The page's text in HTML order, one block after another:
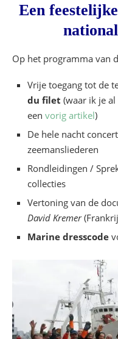
Musée Jean-
43, avenue de
reservering en
La Géode
26 avenue
Zaterdag 21
gratis toegang
MAC VAL –
Val-de-Marne
Vitry-sur-Seine
Een
Op het programma van
Vrije toegang tot de
du filet (waar ik je
een vorig artikel)
De hele nacht
zeemansliederen
Rondleidingen /
collecties
Vertoning van de
David Kremer
Marine dresscode